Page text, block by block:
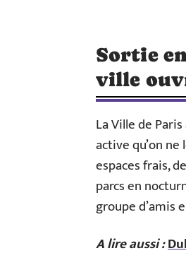
Sortie
ville
La Ville de
active qu’on
espaces frais,
parcs en
groupe d’amis
A lire aussi :